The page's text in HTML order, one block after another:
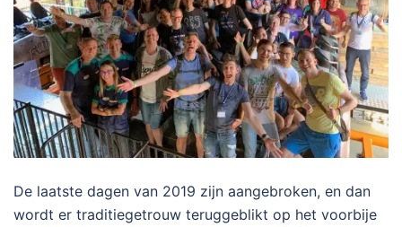
De laatste dagen van 2019 zijn aangebroken, en dan
wordt er traditiegetrouw teruggeblikt op het voorbije